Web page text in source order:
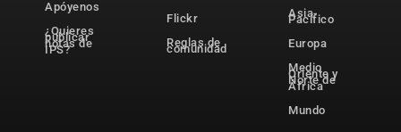
Apóyenos
¿Quieres
publicar
notas de
IPS?
Flickr
Reglas de
comunidad
Asia-
Pacífico
Europa
Medio
Oriente y
Norte de
África
Mundo